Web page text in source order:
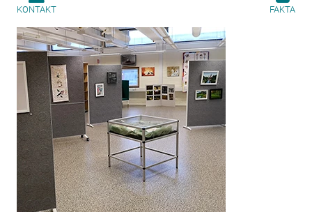
KONTAKT FAKTA